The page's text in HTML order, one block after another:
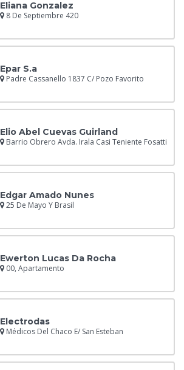
Eliana Gonzalez
8 De Septiembre 420
Epar S.a
Padre Cassanello 1837 C/ Pozo Favorito
Elio Abel Cuevas Guirland
Barrio Obrero Avda. Irala Casi Teniente Fosatti
Edgar Amado Nunes
25 De Mayo Y Brasil
Ewerton Lucas Da Rocha
00, Apartamento
Electrodas
Médicos Del Chaco E/ San Esteban